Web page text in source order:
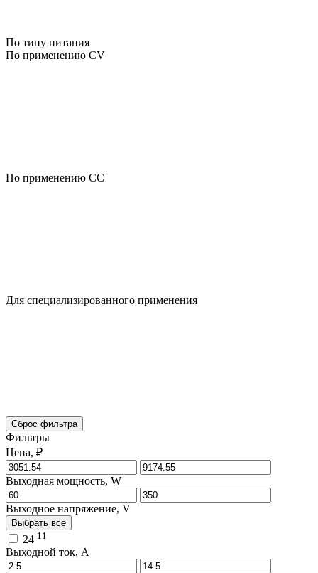
По типу питания
По применению CV
По применению CC
Для специализированного применения
Сброс фильтра
Фильтры
Цена, ₽
Выходная мощность, W
Выходное напряжение, V
Выбрать все
24 11
Выходной ток, A